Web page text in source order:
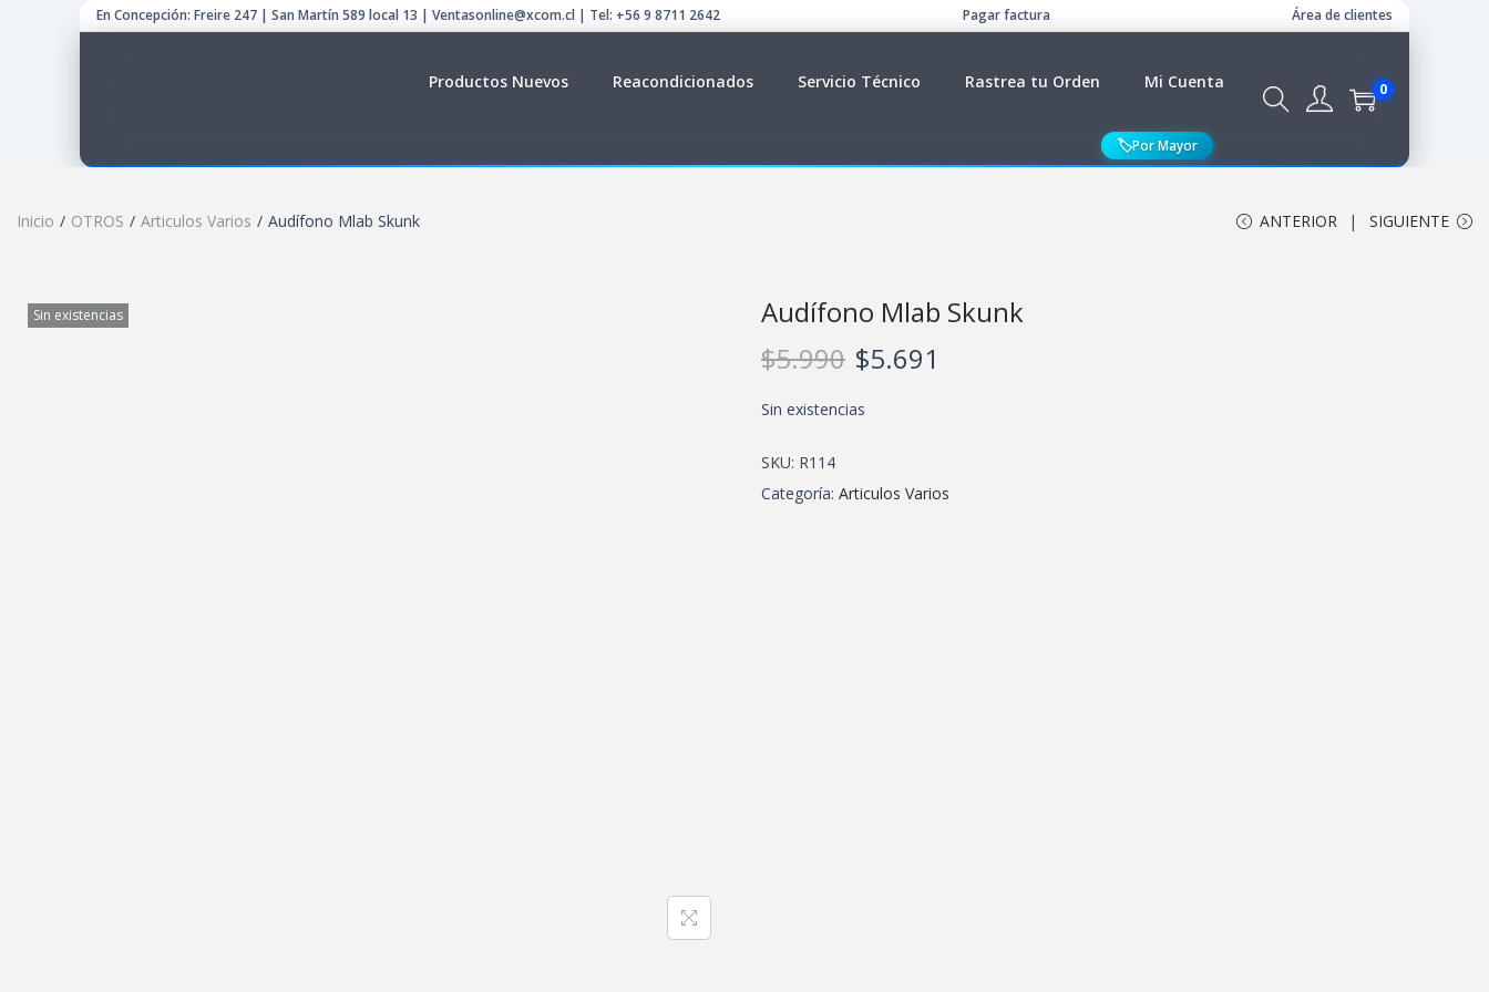
En Concepción: Freire 247 | San Martín 589 local 13 | Ventasonline@xcom.cl | Tel: +56 9 8711 2642 Pagar factura Área de clientes
Productos Nuevos Reacondicionados Servicio Técnico Rastrea tu Orden Mi Cuenta
🏷️Por Mayor
0
Inicio / OTROS / Articulos Varios / Audífono Mlab Skunk ANTERIOR SIGUIENTE
Sin existencias
Audífono Mlab Skunk
$5.990 $5.691
Sin existencias
SKU: R114
Categoría: Articulos Varios